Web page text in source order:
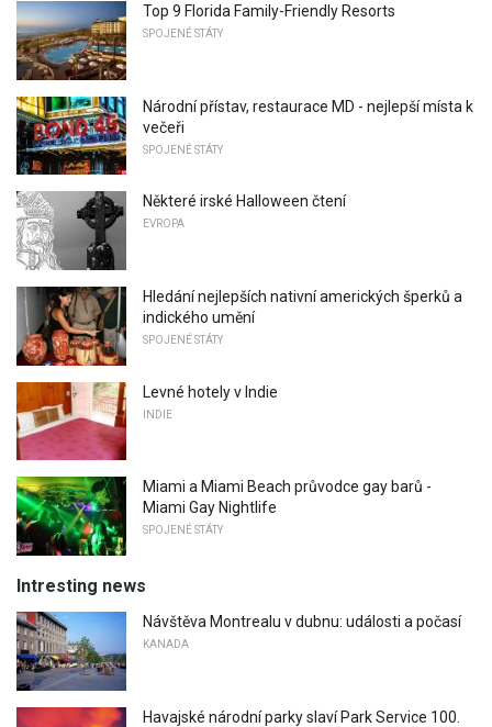
Top 9 Florida Family-Friendly Resorts
SPOJENÉ STÁTY
Národní přístav, restaurace MD - nejlepší místa k
večeři
SPOJENÉ STÁTY
Některé irské Halloween čtení
EVROPA
Hledání nejlepších nativní amerických šperků a
indického umění
SPOJENÉ STÁTY
Levné hotely v Indie
INDIE
Miami a Miami Beach průvodce gay barů -
Miami Gay Nightlife
SPOJENÉ STÁTY
Intresting news
Návštěva Montrealu v dubnu: události a počasí
KANADA
Havajské národní parky slaví Park Service 100.